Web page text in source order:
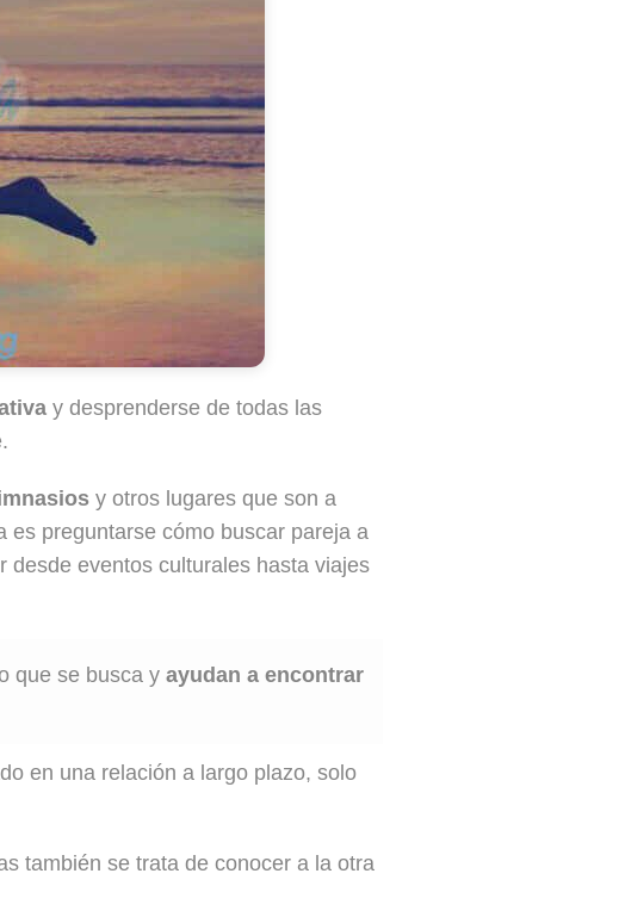
y desprenderse de todas las
y otros lugares que son a
es preguntarse cómo buscar pareja a
desde eventos culturales hasta viajes
que se busca y ayudan a encontrar
en una relación a largo plazo, solo
también se trata de conocer a la otra